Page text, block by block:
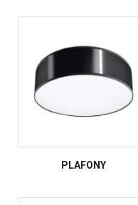
PLAFONY